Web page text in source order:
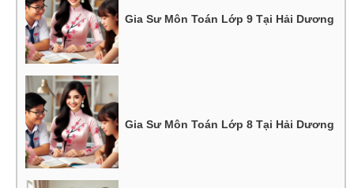
Gia Sư Môn Toán Lớp 9 Tại Hải Dương
Gia Sư Môn Toán Lớp 8 Tại Hải Dương